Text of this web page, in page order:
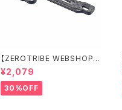
【ZEROTRIBE WEBSHOP
限定価格】RCM-X4-FSM-F
GeoCarbon フローティン
グフロントサーボマウント XR
AY X4用
¥2,079
30%OFF